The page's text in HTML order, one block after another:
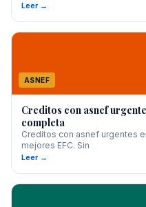
Leer →
ASNEF
Creditos con asnef
completa
Creditos con asnef urgentes
mejores EFC. Sin
Leer →